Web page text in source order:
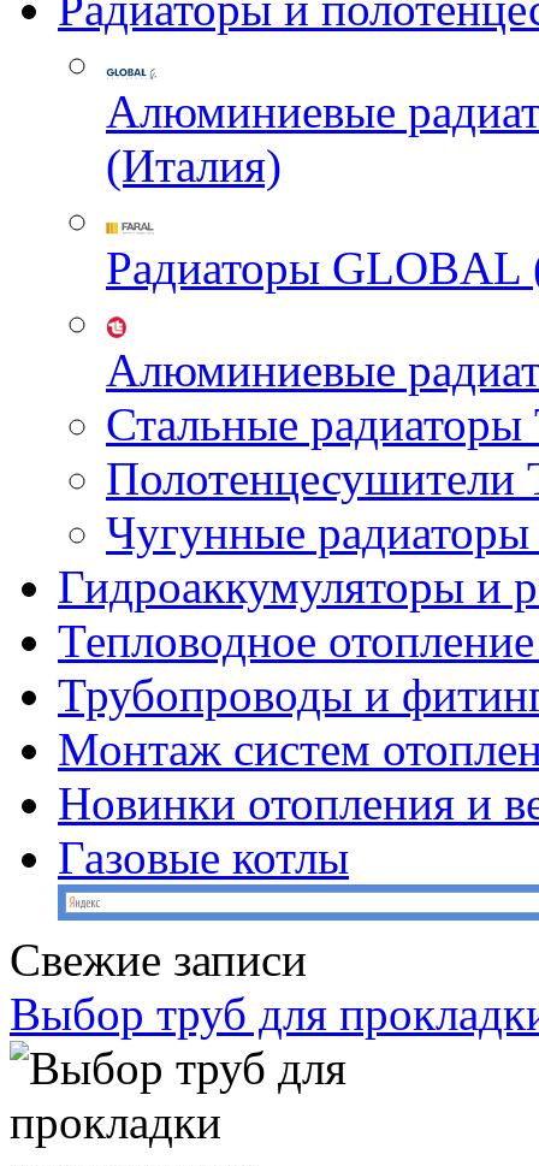
Алюминиевые
(Италия)
Радиаторы GLOBAL
Алюминиевые
Стальные
Чугунные
Гидроаккумуляторы и
Тепловодное
Трубопроводы и
Монтаж систем
Новинки отопления и
Газовые котлы
Свежие записи
Выбор труб для